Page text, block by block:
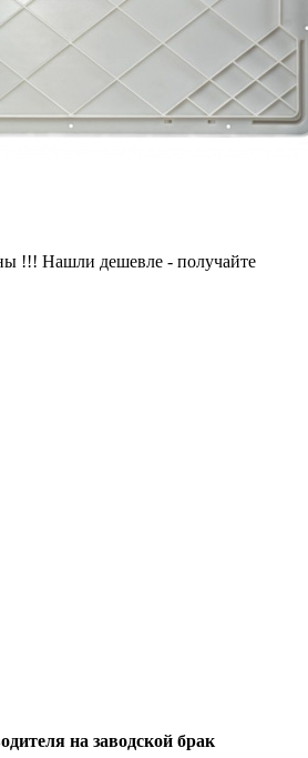
!!! Нашли дешевле - получайте
на заводской брак